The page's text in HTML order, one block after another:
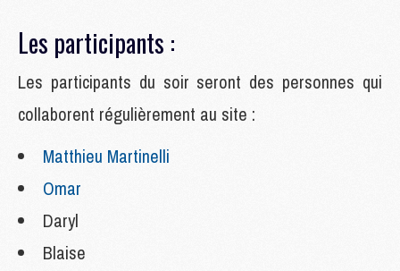
Les participants :
Les participants du soir seront des personnes qui
collaborent régulièrement au site :
Matthieu Martinelli
Omar
Daryl
Blaise